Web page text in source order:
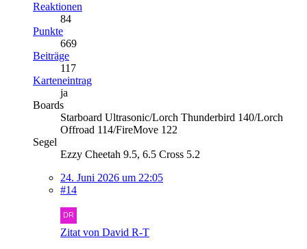
Reaktionen
84
Punkte
669
Beiträge
117
Karteneintrag
ja
Boards
Starboard Ultrasonic/Lorch Thunderbird 140/Lorch
Offroad 114/FireMove 122
Segel
Ezzy Cheetah 9.5, 6.5 Cross 5.2
24. Juni 2026 um 22:05
#14
Zitat von David R-T